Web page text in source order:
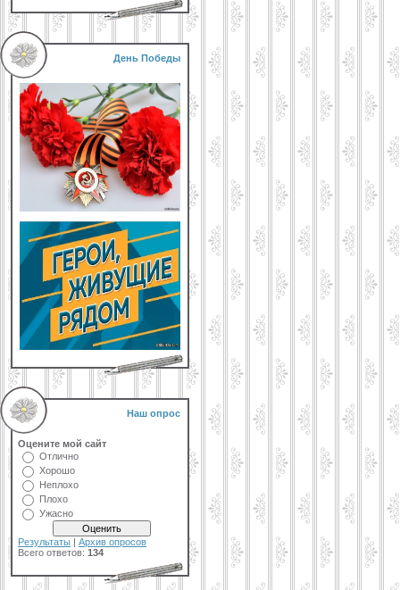
День Победы
Наш опрос
Оцените мой сайт
Отлично
Хорошо
Неплохо
Плохо
Ужасно
Результаты | Архив опросов
Всего ответов: 134